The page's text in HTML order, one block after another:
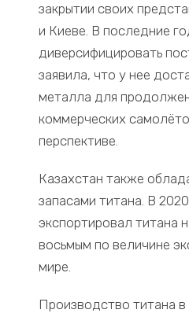
закрытии своих
и Киеве. В последние
диверсифицировать
заявила, что у нее
металла для
коммерческих
перспективе.
Казахстан также
запасами титана. В
экспортировал титана
восьмым по величине
мире.
Производство титана в